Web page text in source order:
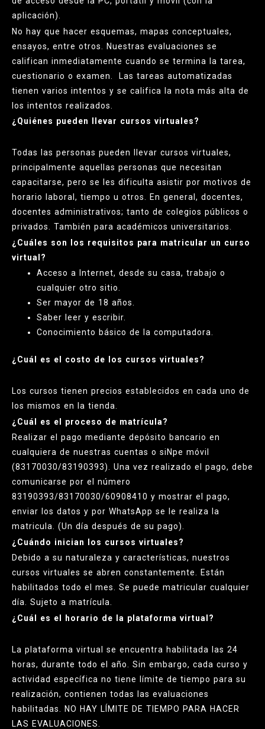
aplicación).
No hay que hacer esquemas, mapas conceptuales,
ensayos, entre otros. Nuestras evaluaciones se
califican inmediatamente cuando se termina la tarea,
cuestionario o examen. Las tareas automatizadas
tienen varios intentos y se califica la nota más alta de
los intentos realizados.
¿Quiénes pueden llevar cursos virtuales?
Todas las personas pueden llevar cursos virtuales,
principalmente aquellas personas que necesitan
capacitarse, pero se les dificulta asistir por motivos de
horario laboral, tiempo u otros. En general, docentes,
docentes administrativos; tanto de colegios públicos o
privados. También para académicos universitarios.
¿Cuáles son los requisitos para matricular un curso
virtual?
Acceso a Internet, desde su casa, trabajo o
cualquier otro sitio.
Ser mayor de 18 años.
Saber leer y escribir.
Conocimiento básico de la computadora.
¿Cuál es el costo de los cursos virtuales?
Los cursos tienen precios establecidos en cada uno de
los mismos en la tienda.
¿Cuál es el proceso de matrícula?
Realizar el pago mediante depósito bancario en
cualquiera de nuestras cuentas o siNpe móvil
(83170030/83190393). Una vez realizado el pago, debe
comunicarse por el número
83190393/83170030/60908410 y mostrar el pago,
enviar los datos y por WhatsApp se le realiza la
matricula. (Un día después de su pago).
¿Cuándo inician los cursos virtuales?
Debido a su naturaleza y características, nuestros
cursos virtuales se abren constantemente. Están
habilitados todo el mes. Se puede matricular cualquier
día. Sujeto a matrícula.
¿Cuál es el horario de la plataforma virtual?
La plataforma virtual se encuentra habilitada las 24
horas, durante todo el año. Sin embargo, cada curso y
actividad específica no tiene límite de tiempo para su
realización, contienen todas las evaluaciones
habilitadas. NO HAY LÍMITE DE TIEMPO PARA HACER
LAS EVALUACIONES.